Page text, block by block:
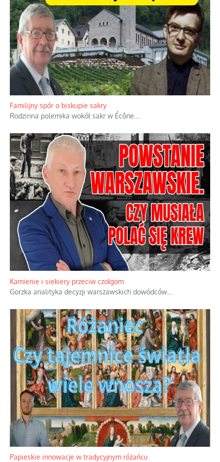
Familijny spór o biskupie sakry
Rodzinna polemika wokół sakr w Écône.
Kamienie i siekiery przeciw czołgom
Gorzka analityka decyzji warszawskich dowódców.
Papieskie innowacje w tradycyjnym różańcu